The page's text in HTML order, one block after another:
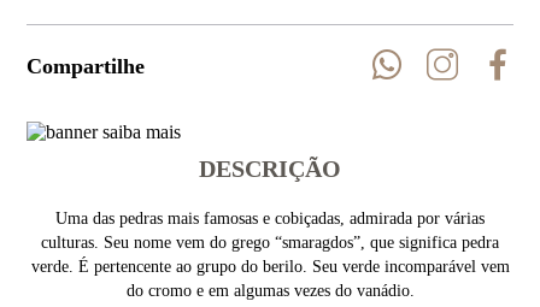
Compartilhe
DESCRIÇÃO
Uma das pedras mais famosas e cobiçadas, admirada por várias
culturas. Seu nome vem do grego “smaragdos”, que significa pedra
verde. É pertencente ao grupo do berilo. Seu verde incomparável vem
do cromo e em algumas vezes do vanádio.